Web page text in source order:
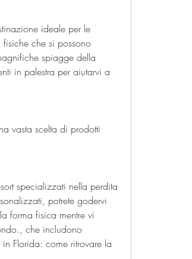
ideale per le
che si possono
spiagge della
in palestra per aiutarvi a
vasta scelta di prodotti
specializzati nella perdita
potrete godervi
forma fisica mentre vi
che includono
Florida: come ritrovare la